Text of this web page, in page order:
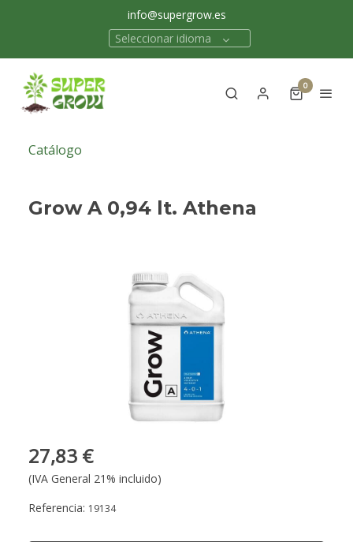
info@supergrow.es
Seleccionar idioma
0
Catálogo
Grow A 0,94 lt. Athena
27,83 €
(IVA General 21% incluido)
Referencia: 19134